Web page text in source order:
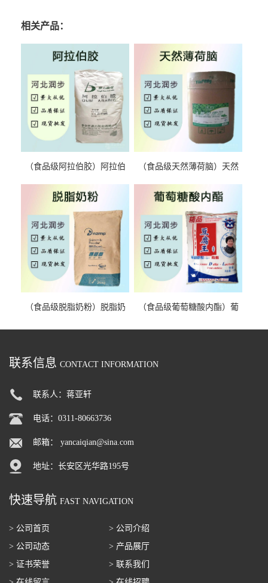
相关产品：
（食品级阿拉伯胶）阿拉伯
（食品级天然薄荷脑）天然
（食品级脱脂奶粉）脱脂奶
（食品级葡萄糖酸内酯）葡
联系信息 CONTACT INFORMATION
联系人：蒋亚轩
电话：0311-80663736
邮箱： yancaiqian@sina.com
地址：长安区光华路195号
快速导航 FAST NAVIGATION
> 公司首页
> 公司介绍
> 公司动态
> 产品展厅
> 证书荣誉
> 联系我们